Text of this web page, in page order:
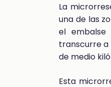
La
una de las
el embalse
transcurre a
de medio
Esta